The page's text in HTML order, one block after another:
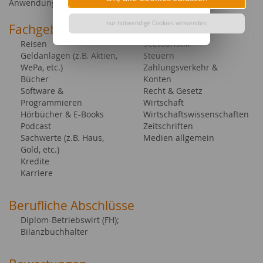
nur notwendige Cookies verwenden
Anwendung erläutert.
Fachgebiete bei content.de
Reisen
Geldanlagen (z.B. Aktien,
WePa, etc.)
Bücher
Software &
Programmieren
Hörbücher & E-Books
Podcast
Sachwerte (z.B. Haus,
Gold, etc.)
Kredite
Karriere
Seetouristik
Steuern
Zahlungsverkehr &
Konten
Recht & Gesetz
Wirtschaft
Wirtschaftswissenschaften
Zeitschriften
Medien allgemein
Berufliche Abschlüsse
Diplom-Betriebswirt (FH);
Bilanzbuchhalter